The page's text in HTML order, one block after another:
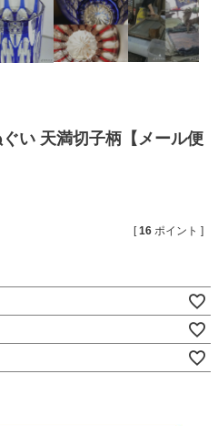
い 天満切子柄【メール便
[16 ポイント ]